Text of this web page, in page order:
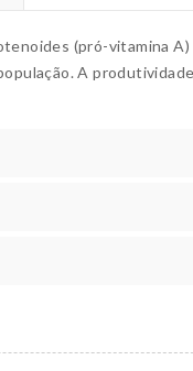
(pró-vitamina A)
A